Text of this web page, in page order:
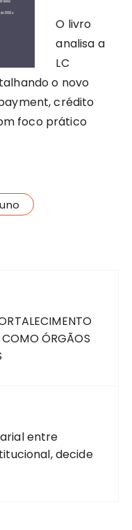
O livro
analisa a
LC
o novo
crédito
foco prático
ÓRGÃOS
entre
decide